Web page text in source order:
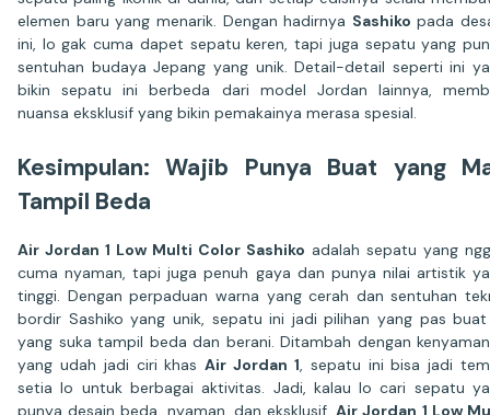
elemen baru yang menarik. Dengan hadirnya Sashiko pada
ini, lo gak cuma dapet sepatu keren, tapi juga sepatu yang
sentuhan budaya Jepang yang unik. Detail-detail seperti ini
bikin sepatu ini berbeda dari model Jordan lainnya,
nuansa eksklusif yang bikin pemakainya merasa spesial.
Kesimpulan: Wajib Punya Buat yang
Tampil Beda
Air Jordan 1 Low Multi Color Sashiko adalah sepatu yang
cuma nyaman, tapi juga penuh gaya dan punya nilai artistik
tinggi. Dengan perpaduan warna yang cerah dan sentuhan
bordir Sashiko yang unik, sepatu ini jadi pilihan yang pas
yang suka tampil beda dan berani. Ditambah dengan
yang udah jadi ciri khasAir Jordan 1, sepatu ini bisa jadi
setia lo untuk berbagai aktivitas. Jadi, kalau lo cari sepatu
punya desain beda, nyaman, dan eksklusif,Air Jordan 1 Low